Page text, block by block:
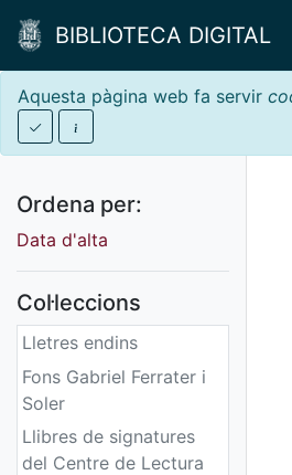
BIBLIOTECA DIGITAL
Aquesta pàgina web fa servir
Ordena per:
Data d'alta
Col·leccions
Lletres endins
Fons Gabriel Ferrater i
Soler
Llibres de signatures
del Centre de Lectura